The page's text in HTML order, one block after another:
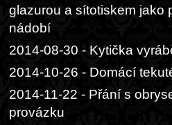
glazurou a sítotiskem jako
nádobí
2014-08-30 - Kytička
2014-10-26 - Domácí
2014-11-22 - Přání s
provázku